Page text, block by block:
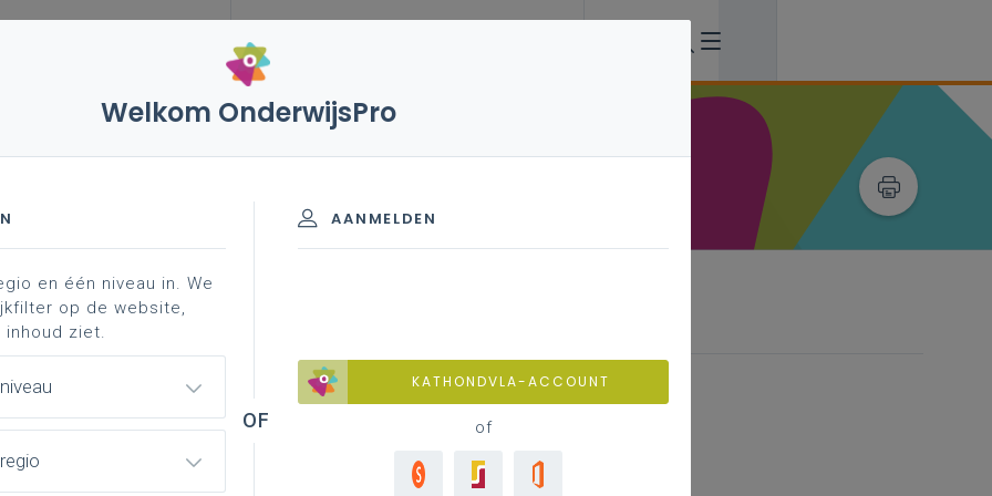
van de kangoeroeklas van
upwinkel geopend in ons lokaal
nul en bouwden onder begeleiding
op. De winst schenken ze aan
Welkom OnderwijsPro
AANMELDEN
KATHONDVLA-ACCOUNT
of
en één niveau in. We
op de website,
ziet.